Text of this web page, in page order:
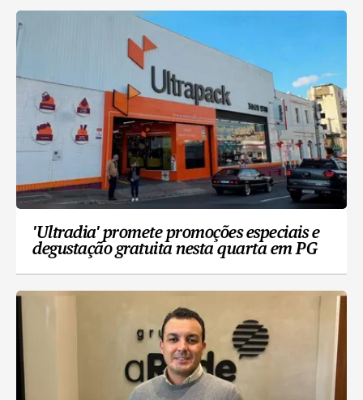
'Ultradia' promete promoções especiais e
degustação gratuita nesta quarta em PG